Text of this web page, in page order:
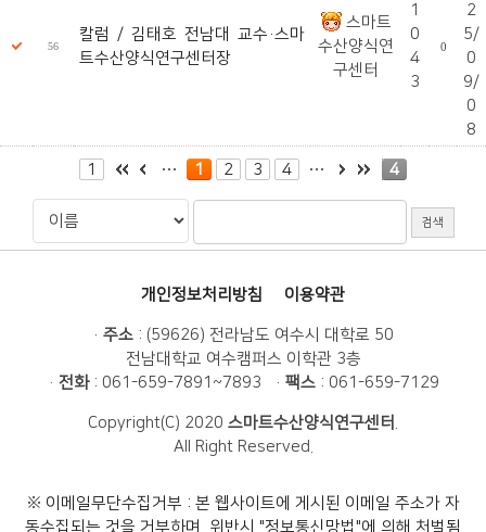
56
칼럼 / 김태호 전남대 교수·스마
트수산양식연구센터장
스마트
수산양식연
구센터
1
0
4
3
0
2
5/
0
9/
0
8
1 1 2 3 4 4
개인정보처리방침 이용약관
· 주소 : (59626) 전라남도 여수시 대학로 50
전남대학교 여수캠퍼스 이학관 3층
· 전화: 061-659-7891~7893 · 팩스: 061-659-7129
Copyright(C) 2020 스마트수산양식연구센터
All Right Reserved.
※ 이메일무단수집거부 : 본 웹사이트에 게시된 이메일 주소가 자
동수집되는 것을 거부하며, 위반시 "정보통신망법"에 의해 처벌됨